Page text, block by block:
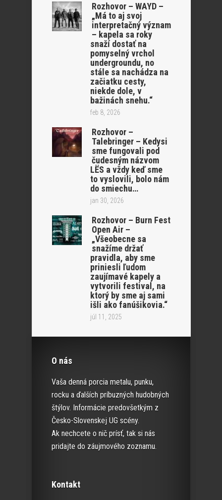
Rozhovor – WAYD –
„Má to aj svoj
interpretačný význam
– kapela sa roky
snaží dostať na
pomyselný vrchol
undergroundu, no
stále sa nachádza na
začiatku cesty,
niekde dole, v
bažinách snehu.“
feb 8, 2026
Rozhovor –
Talebringer – Kedysi
sme fungovali pod
čudesným názvom
LËS a vždy keď sme
to vyslovili, bolo nám
do smiechu…
jan 30, 2026
Rozhovor – Burn Fest
Open Air –
„Všeobecne sa
snažíme držať
pravidla, aby sme
priniesli ľudom
zaujímavé kapely a
vytvorili festival, na
ktorý by sme aj sami
išli ako fanúšikovia.“
júl 11, 2025
O nás
Vaša denná porcia metalu, punku,
rocku a ďalších príbuzných hudobných
štýlov. Informácie predovšetkým z
Česko-Slovenskej UG scény.
Ak nechcete o nič prísť, tak si nás
pridajte do záujmového zoznamu.
Kontakt